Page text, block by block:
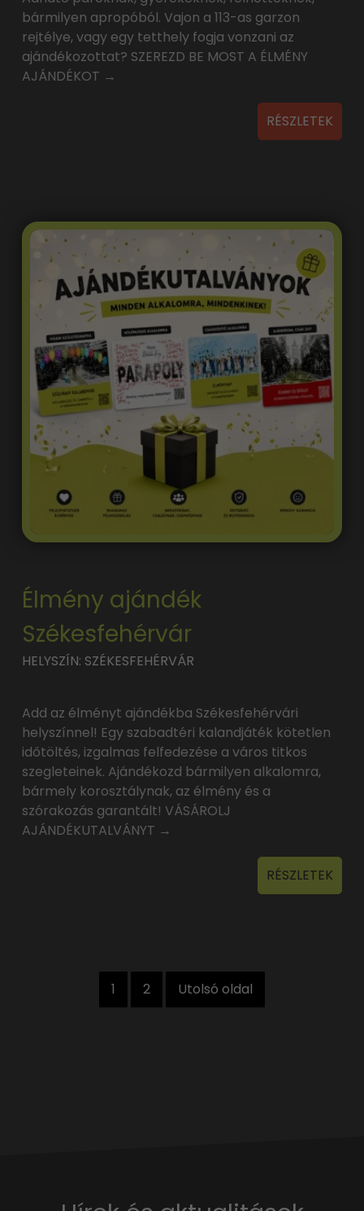
bármilyen apropóból. Vajon a 113-as garzon
rejtélye, vagy egy tetthely fogja vonzani az
ajándékozottat? SZEREZD BE MOST A ÉLMÉNY
AJÁNDÉKOT →
RÉSZLETEK
Élmény ajándék
Székesfehérvár
HELYSZÍN: SZÉKESFEHÉRVÁR
Add az élményt ajándékba Székesfehérvári
helyszínnel! Egy szabadtéri kalandjáték kötetlen
időtöltés, izgalmas felfedezése a város titkos
szegleteinek. Ajándékozd bármilyen alkalomra,
bármely korosztálynak, az élmény és a
szórakozás garantált! VÁSÁROLJ
AJÁNDÉKUTALVÁNYT →
RÉSZLETEK
1 2 Utolsó oldal